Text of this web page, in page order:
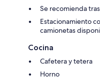
Se recomienda
Estacionamiento
camionetas
Cocina
Cafetera y tetera
Horno